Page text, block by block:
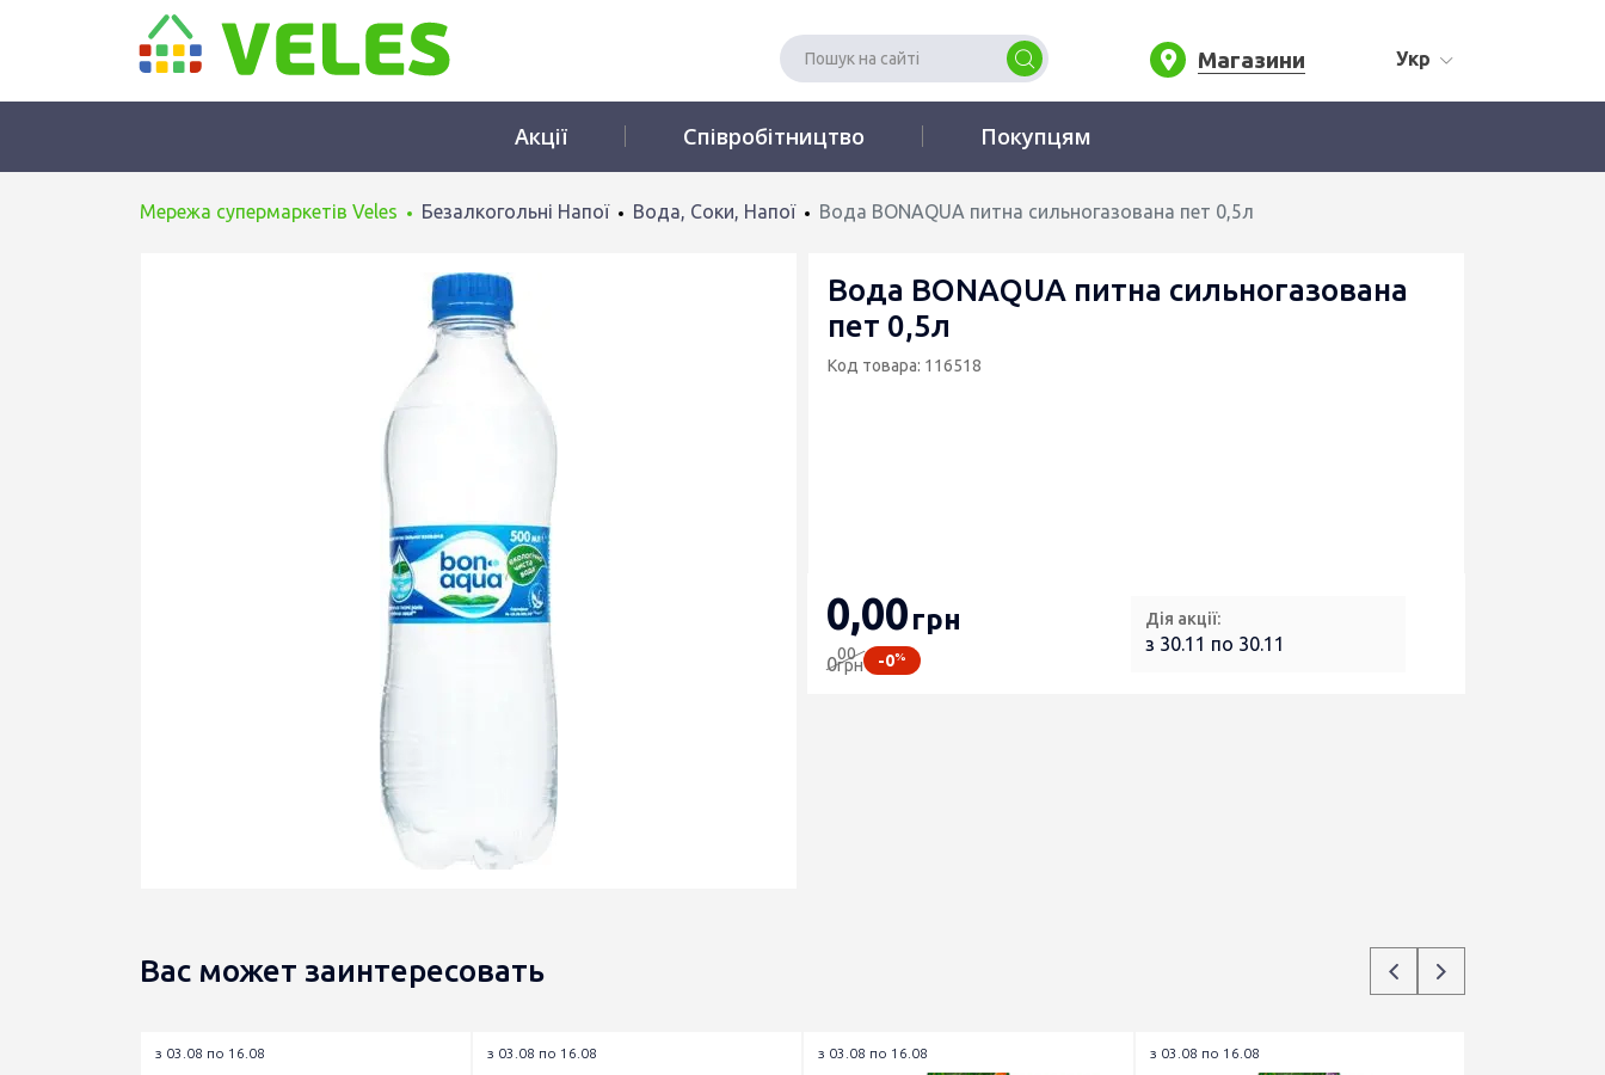
Магазини Укр
Акції Співробітництво Покупцям
Мережа супермаркетів Veles Безалкогольні Напої Вода, Соки, Напої Вода BONAQUA питна сильногазована пет 0,5л
Вода BONAQUA питна сильногазована
пет 0,5л
Код товара: 116518
0,00грн
000
грн -0%
Дія акції:
з 30.11 по 30.11
Вас может заинтересовать
з 03.08 по 16.08 з 03.08 по 16.08 з 03.08 по 16.08 з 03.08 по 16.08